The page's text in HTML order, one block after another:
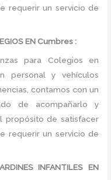
requerir un servicio de
EN Cumbres :
para Colegios en
personal y vehículos
contamos con un
de acompañarlo y
propósito de satisfacer
requerir un servicio de
INFANTILES EN